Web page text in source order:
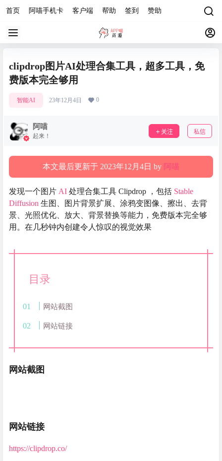
首页 阿喵手机卡 客户端 帮助 签到 赞助
clipdrop图片AI处理合集工具，超多工具，免
费版本完全够用
智能AI 23年12月4日 0
阿喵
起来！
关注 私信
本文最后更新于 2023年12月4日 by 阿喵
发现一个图片 AI 处理合集工具 Clipdrop ，包括 Stable
Diffusion 生图、图片背景扩展、涂鸦变图像、擦出、去背
景、光照优化、放大、背景替换等能力，免费版本完全够
用。在几秒钟内创建令人惊叹的视觉效果
目录
网站截图
网站链接
网站截图
网站链接
https://clipdrop.co/